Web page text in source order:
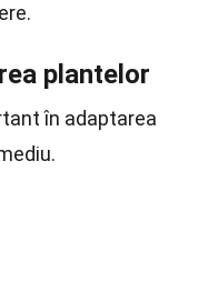
plantelor
în adaptarea